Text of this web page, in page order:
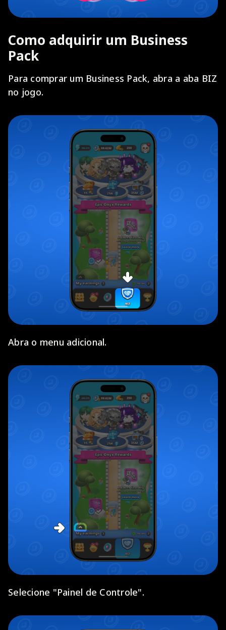
Como adquirir um Business
Pack
Para comprar um Business Pack, abra a aba BIZ
no jogo.
Abra o menu adicional.
Selecione "Painel de Controle".